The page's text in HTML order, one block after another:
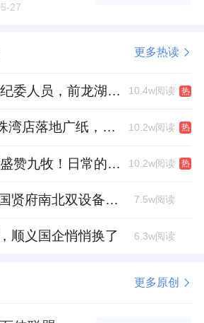
27
更多热读
中旅投资招聘纪委人员，前龙湖副总裁胡若翔掌舵 10.4w阅读 热
“一口时物”海珠湾店落地广纸，越秀地产以“新鲜现制”商业新场景打造社区高品质生活 10.2w阅读 热
吴声香港演讲盛赞九牧！日常的小锚点变成科技突破点！ 10.2w阅读 热
中建智地亦庄国贤府南北双设备平台，得房率创区域新高 7.5w阅读
顺义国企悄悄换了 6.3w阅读
更多原创